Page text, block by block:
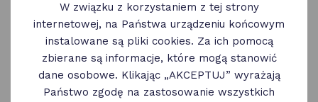
W związku z korzystaniem z tej strony
internetowej, na Państwa urządzeniu końcowym
instalowane są pliki cookies. Za ich pomocą
zbierane są informacje, które mogą stanowić
dane osobowe. Klikając „AKCEPTUJ” wyrażają
Państwo zgodę na zastosowanie wszystkich